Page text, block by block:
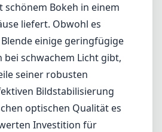
schönem Bokeh in einem
liefert. Obwohl es
einige geringfügige
bei schwachem Licht gibt,
seiner robusten
Bildstabilisierung
optischen Qualität es
Investition für